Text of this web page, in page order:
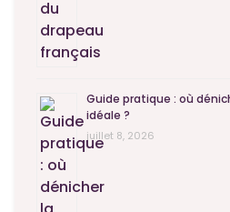
Guide pratique : où
idéale ?
juillet 8, 2026